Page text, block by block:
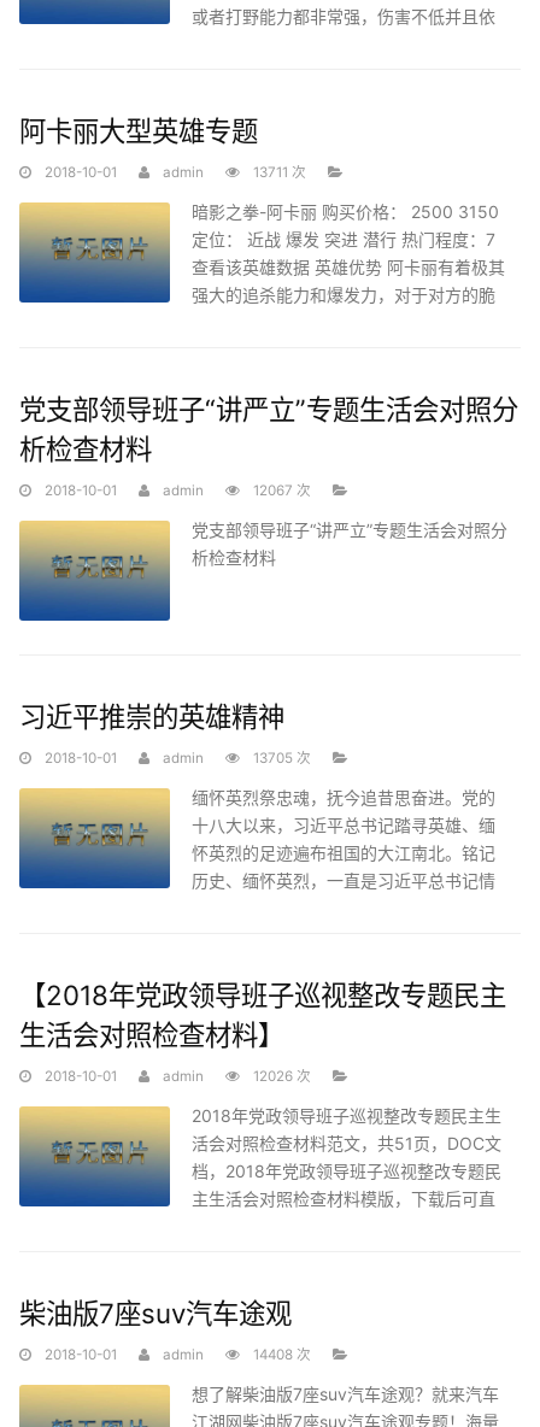
或者打野能力都非常强，伤害不低并且依
阿卡丽大型英雄专题
2018-10-01 admin 13711 次
暗影之拳-阿卡丽 购买价格： 2500 3150
定位： 近战 爆发 突进 潜行 热门程度：7
查看该英雄数据 英雄优势 阿卡丽有着极其
强大的追杀能力和爆发力，对于对方的脆
党支部领导班子“讲严立”专题生活会对照分
析检查材料
2018-10-01 admin 12067 次
党支部领导班子“讲严立”专题生活会对照分
析检查材料
习近平推崇的英雄精神
2018-10-01 admin 13705 次
缅怀英烈祭忠魂，抚今追昔思奋进。党的
十八大以来，习近平总书记踏寻英雄、缅
怀英烈的足迹遍布祖国的大江南北。铭记
历史、缅怀英烈，一直是习近平总书记情
【2018年党政领导班子巡视整改专题民主
生活会对照检查材料】
2018-10-01 admin 12026 次
2018年党政领导班子巡视整改专题民主生
活会对照检查材料范文，共51页，DOC文
档，2018年党政领导班子巡视整改专题民
主生活会对照检查材料模版，下载后可直
柴油版7座suv汽车途观
2018-10-01 admin 14408 次
想了解柴油版7座suv汽车途观？就来汽车
江湖网柴油版7座suv汽车途观专题！海量